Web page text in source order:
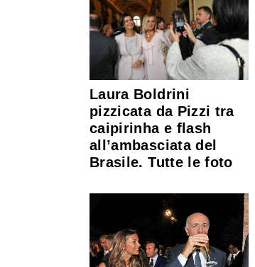
Laura Boldrini
pizzicata da Pizzi tra
caipirinha e flash
all’ambasciata del
Brasile. Tutte le foto